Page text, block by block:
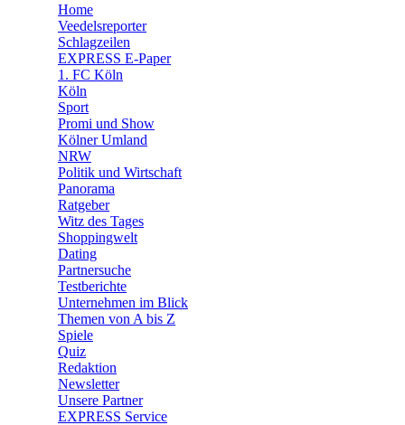
🛒 Shoppingwelt
Home
Veedelsreporter
Schlagzeilen
EXPRESS E-Paper
1. FC Köln
Köln
Sport
Promi und Show
Kölner Umland
NRW
Politik und Wirtschaft
Panorama
Ratgeber
Witz des Tages
Shoppingwelt
Dating
Partnersuche
Testberichte
Unternehmen im Blick
Themen von A bis Z
Spiele
Quiz
Redaktion
Newsletter
Unsere Partner
EXPRESS Service